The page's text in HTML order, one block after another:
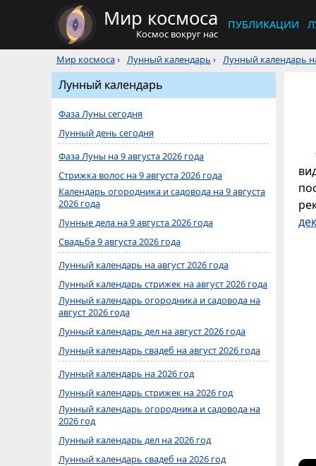
Мир космоса
Космос вокруг нас
ПУБЛИКАЦИИ
Мир космоса› Лунный календарь › Лунный календарь
Лунный календарь
Фаза Луны сегодня
Лунный день сегодня
Фаза Луны на 9 августа 2026 года
Стрижка волос на 9 августа 2026 года
Календарь огородника и садовода на 9 августа
2026 года
Лунные дела на 9 августа 2026 года
Свадьба 9 августа 2026 года
Лунный календарь на август 2026 года
Лунный календарь стрижек на август 2026 года
Лунный календарь огородника и садовода на
август 2026 года
Лунный календарь дел на август 2026 года
Лунный календарь свадеб на август 2026 года
Лунный календарь на 2026 год
Лунный календарь стрижек на 2026 год
Лунный календарь огородника и садовода на
2026 год
Лунный календарь дел на 2026 год
Лунный календарь свадеб на 2026 год